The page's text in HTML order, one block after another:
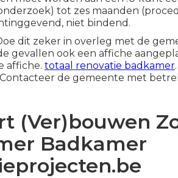
tot zes maanden
niet bindend.
dit zeker in overleg met de
gevallen ook een affiche
affiche. totaal renovatie badkamer
de gemeente met
(Ver)bouwen
Badkamer